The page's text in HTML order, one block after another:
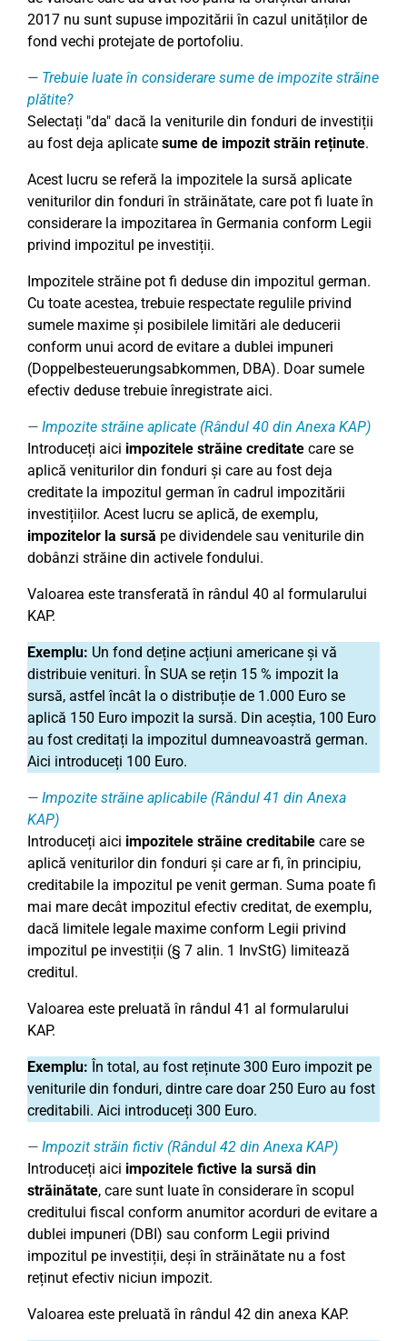
2017 nu sunt supuse impozitării în cazul unităților de
fond vechi protejate de portofoliu.
Trebuie luate în considerare sume de impozite străine
plătite?
Selectați "da" dacă la veniturile din fonduri de investiții
au fost deja aplicate sume de impozit străin reținute.
Acest lucru se referă la impozitele la sursă aplicate
veniturilor din fonduri în străinătate, care pot fi luate în
considerare la impozitarea în Germania conform Legii
privind impozitul pe investiții.
Impozitele străine pot fi deduse din impozitul german.
Cu toate acestea, trebuie respectate regulile privind
sumele maxime și posibilele limitări ale deducerii
conform unui acord de evitare a dublei impuneri
(Doppelbesteuerungsabkommen, DBA). Doar sumele
efectiv deduse trebuie înregistrate aici.
Impozite străine aplicate (Rândul 40 din Anexa KAP)
Introduceți aici impozitele străine creditate care se
aplică veniturilor din fonduri și care au fost deja
creditate la impozitul german în cadrul impozitării
investițiilor. Acest lucru se aplică, de exemplu,
impozitelor la sursă pe dividendele sau veniturile din
dobânzi străine din activele fondului.
Valoarea este transferată în rândul 40 al formularului
KAP.
Exemplu: Un fond deține acțiuni americane și vă
distribuie venituri. În SUA se rețin 15 % impozit la
sursă, astfel încât la o distribuție de 1.000 Euro se
aplică 150 Euro impozit la sursă. Din aceștia, 100 Euro
au fost creditați la impozitul dumneavoastră german.
Aici introduceți 100 Euro.
Impozite străine aplicabile (Rândul 41 din Anexa
KAP)
Introduceți aici impozitele străine creditabile care se
aplică veniturilor din fonduri și care ar fi, în principiu,
creditabile la impozitul pe venit german. Suma poate fi
mai mare decât impozitul efectiv creditat, de exemplu,
dacă limitele legale maxime conform Legii privind
impozitul pe investiții (§ 7 alin. 1 InvStG) limitează
creditul.
Valoarea este preluată în rândul 41 al formularului
KAP.
Exemplu: În total, au fost reținute 300 Euro impozit pe
veniturile din fonduri, dintre care doar 250 Euro au fost
creditabili. Aici introduceți 300 Euro.
Impozit străin fictiv (Rândul 42 din Anexa KAP)
Introduceți aici impozitele fictive la sursă din
străinătate, care sunt luate în considerare în scopul
creditului fiscal conform anumitor acorduri de evitare a
dublei impuneri (DBI) sau conform Legii privind
impozitul pe investiții, deși în străinătate nu a fost
reținut efectiv niciun impozit.
Valoarea este preluată în rândul 42 din anexa KAP.